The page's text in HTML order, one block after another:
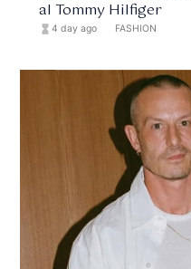
al Tommy Hilfiger
hourglass_full 4 day ago FASHION